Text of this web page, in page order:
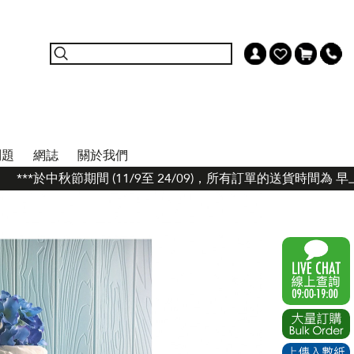
網誌
關於我們
於中秋節期間 (11/9至 24/09)，所有訂單的送貨時間為 早上